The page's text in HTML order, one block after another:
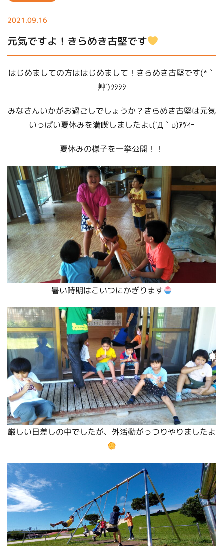
2021.09.16
元気ですよ！きらめき古堅です
はじめましての方ははじめまして！きらめき古堅です(*｀
艸´)ｳｼｼｼ
みなさんいかがお過ごしでしょうか？きらめき古堅は元気
いっぱい夏休みを満喫しましたよι(´Д｀υ)ｱﾂｨｰ
夏休みの様子を一挙公開！！
暑い時期はこいつにかぎります
厳しい日差しの中でしたが、外活動がっつりやりましたよ